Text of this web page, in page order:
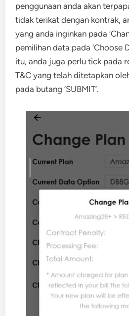
penggunaan anda akan
tidak terikat dengan kontrak,
yang anda inginkan pada
pemilihan data pada ‘Choose
itu, anda juga perlu tick pada
T&C yang telah ditetapkan
pada butang ‘SUBMIT’.